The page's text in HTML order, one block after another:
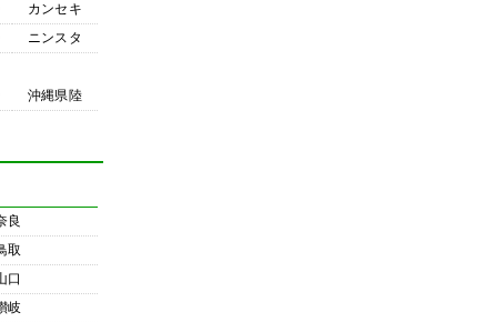
カンセキ
ニンスタ
沖縄県陸
良
取
口
岐